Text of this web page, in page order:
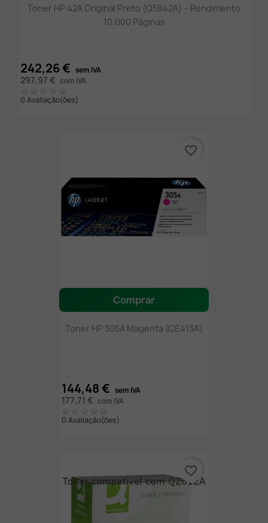
Toner HP 42A Original Preto (Q5942A) – Rendimento
10.000 Páginas
242,26 € sem IVA
297,97 € com IVA
0 Avaliação(ões)
Comprar
Toner HP 305A Magenta (CE413A)
144,48 € sem IVA
177,71 € com IVA
0 Avaliação(ões)
favorite_border
favorite_border